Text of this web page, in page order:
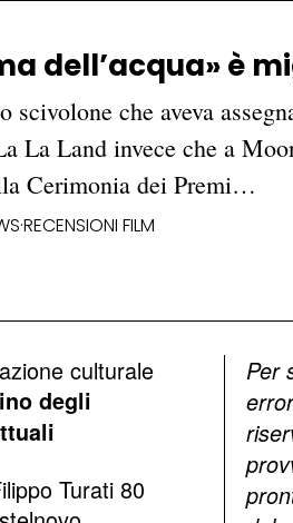
dell’acqua» è
che aveva
La Land invece che a
Cerimonia dei Premi…
·RECENSIONI FILM
culturale
degli
Turati 80
Per